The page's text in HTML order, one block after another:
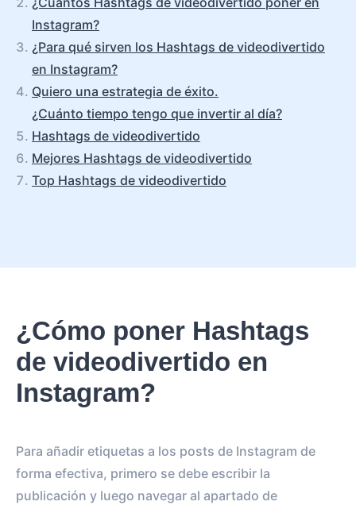
Instagram?
¿Para qué sirven los Hashtags de videodivertido
en Instagram?
Quiero una estrategia de éxito.
¿Cuánto tiempo tengo que invertir al día?
Hashtags de videodivertido
Mejores Hashtags de videodivertido
Top Hashtags de videodivertido
¿Cómo poner Hashtags
de videodivertido en
Instagram?
Para añadir etiquetas a los posts de Instagram de
forma efectiva, primero se debe escribir la
publicación y luego navegar al apartado de